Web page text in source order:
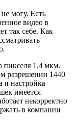
могу. Есть
видео в
так себе. Как
пикселя 1.4 мкм.
разрешении 1440
и настройка
имеется
некорректно
в компании